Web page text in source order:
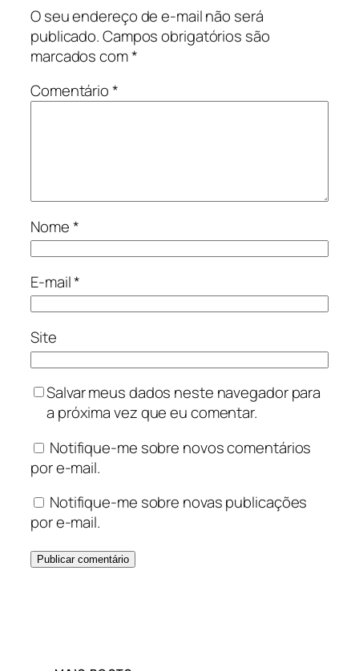
O seu endereço de e-mail não será
publicado.Campos obrigatórios são
marcados com*
Comentário*
Nome*
E-mail*
Site
Salvar meus dados neste navegador para
a próxima vez que eu comentar.
Notifique-me sobre novos comentários
por e-mail.
Notifique-me sobre novas publicações
por e-mail.